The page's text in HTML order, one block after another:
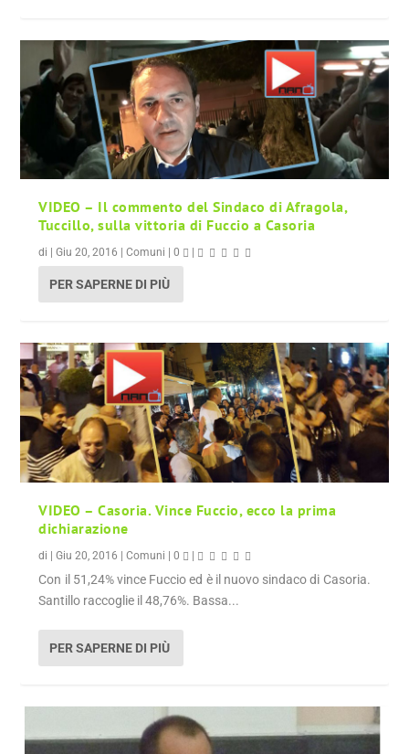
VIDEO – Il commento del Sindaco di Afragola,
Tuccillo, sulla vittoria di Fuccio a Casoria
di |Giu 20, 2016 |Comuni |0
PER SAPERNE DI PIÙ
VIDEO – Casoria. Vince Fuccio, ecco la prima
dichiarazione
di |Giu 20, 2016 |Comuni |0
Con il 51,24% vince Fuccio ed è il nuovo sindaco di Casoria.
Santillo raccoglie il 48,76%. Bassa...
PER SAPERNE DI PIÙ